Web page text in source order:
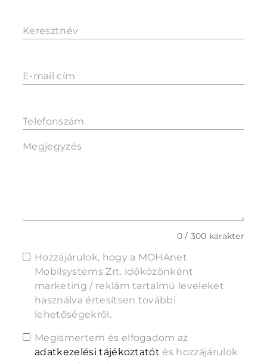
Keresztnév
E-mail cím
Telefonszám
Megjegyzés
0 / 300 karakter
Hozzájárulok, hogy a MOHAnet
Mobilsystems Zrt. időközönként
marketing / reklám tartalmú leveleket
használva értesítsen további
lehetőségekről.
Megismertem és elfogadom az
adatkezelési tájékoztatót és hozzájárulok